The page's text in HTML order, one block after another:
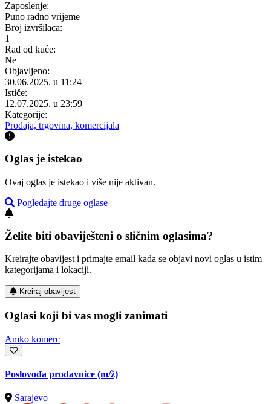
Zaposlenje:
Puno radno vrijeme
Broj izvršilaca:
1
Rad od kuće:
Ne
Objavljeno:
30.06.2025. u 11:24
Ističe:
12.07.2025. u 23:59
Kategorije:
Prodaja, trgovina, komercijala
Oglas je istekao
Ovaj oglas je istekao i više nije aktivan.
Pogledajte druge oglase
Želite biti obaviješteni o sličnim oglasima?
Kreirajte obavijest i primajte email kada se objavi novi oglas u istim
kategorijama i lokaciji.
Kreiraj obavijest
Oglasi koji bi vas mogli zanimati
Amko komerc
Poslovođa prodavnice (m/ž)
Sarajevo